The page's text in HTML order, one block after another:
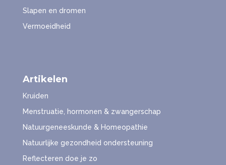
Slapen en dromen
Vermoeidheid
Artikelen
Kruiden
Menstruatie, hormonen & zwangerschap
Natuurgeneeskunde & Homeopathie
Natuurlijke gezondheid ondersteuning
Reflecteren doe je zo